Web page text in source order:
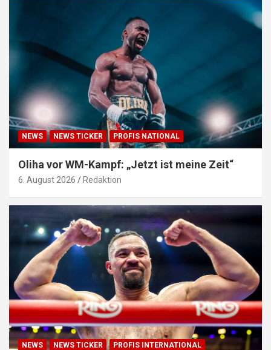
NEWS NEWS TICKER PROFIS NATIONAL
Oliha vor WM-Kampf: „Jetzt ist meine Zeit“
6. August 2026 Redaktion
NEWS NEWS TICKER PROFIS INTERNATIONAL